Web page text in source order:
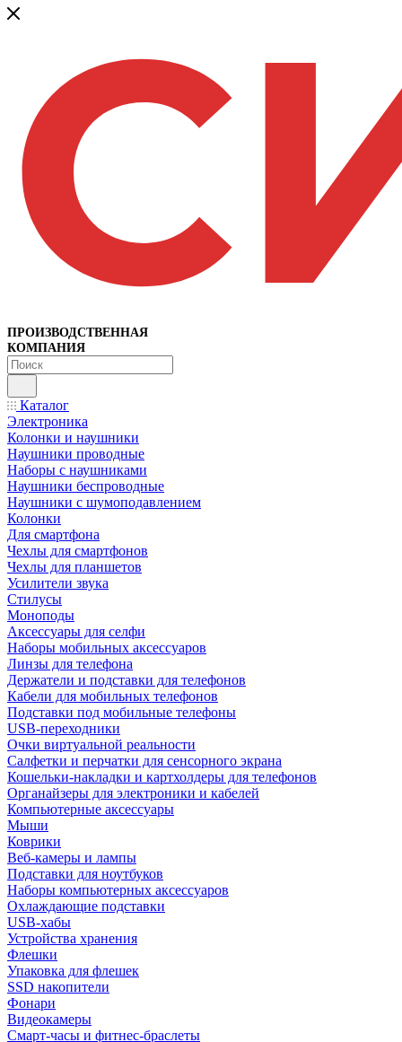
ПРОИЗВОДСТВЕННАЯ
КОМПАНИЯ
Каталог
Электроника
Колонки и наушники
Наушники проводные
Наборы с наушниками
Наушники беспроводные
Наушники с шумоподавлением
Колонки
Для смартфона
Чехлы для смартфонов
Чехлы для планшетов
Усилители звука
Стилусы
Моноподы
Аксессуары для селфи
Наборы мобильных аксессуаров
Линзы для телефона
Держатели и подставки для телефонов
Кабели для мобильных телефонов
Подставки под мобильные телефоны
USB-переходники
Очки виртуальной реальности
Салфетки и перчатки для сенсорного экрана
Кошельки-накладки и картхолдеры для телефонов
Органайзеры для электроники и кабелей
Компьютерные аксессуары
Мыши
Коврики
Веб-камеры и лампы
Подставки для ноутбуков
Наборы компьютерных аксессуаров
Охлаждающие подставки
USB-хабы
Устройства хранения
Флешки
Упаковка для флешек
SSD накопители
Фонари
Видеокамеры
Смарт-часы и фитнес-браслеты